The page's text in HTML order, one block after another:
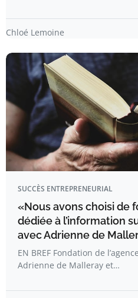
Chloé Lemoine
SUCCÈS ENTREPRENEURIAL
«Nous avons choisi de
dédiée à l’information
avec Adrienne de
EN BREF Fondation de
Adrienne de Malleray et…